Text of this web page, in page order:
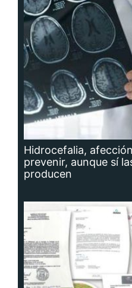
Hidrocefalia,
prevenir, aunque sí
producen